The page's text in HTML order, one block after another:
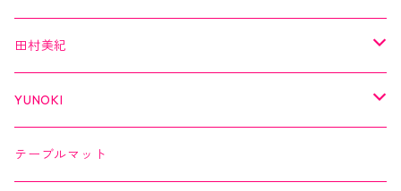
２巻セット
切子
螺鈿
日本の伝統美
美MONDE
乙女懐紙
Kaishi de saison
田村美紀
よもやまペーパー
マスキングテープ
YUNOKI
マスキングテープ
テーブルマット